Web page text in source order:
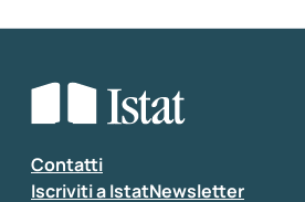
Contatti
Iscriviti a IstatNewsletter